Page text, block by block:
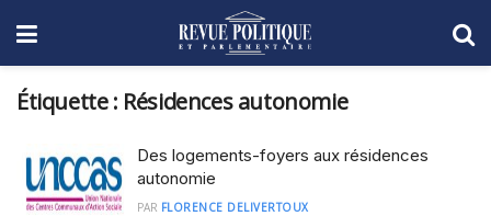
Étiquette : Résidences autonomie
Des logements-foyers aux résidences
autonomie
PAR FLORENCE DELIVERTOUX